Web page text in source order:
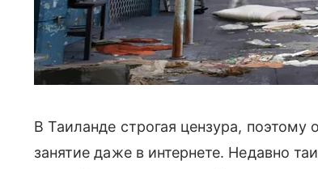
В Таиланде строгая цензура,
занятие даже в интернете. Недавно